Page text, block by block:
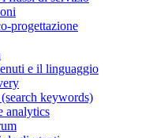
progettazione
e il linguaggio
keywords)
analytics